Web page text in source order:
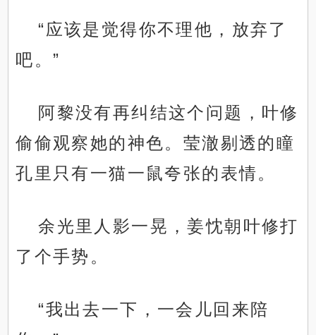
“应该是觉得你不理他，放弃了
吧。”
阿黎没有再纠结这个问题，叶修
偷偷观察她的神色。莹澈剔透的瞳
孔里只有一猫一鼠夸张的表情。
余光里人影一晃，姜忱朝叶修打
了个手势。
“我出去一下，一会儿回来陪